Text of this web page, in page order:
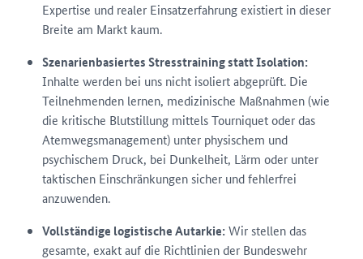
Expertise und realer Einsatzerfahrung existiert in dieser
Breite am Markt kaum.
Szenarienbasiertes Stresstraining statt Isolation:
Inhalte werden bei uns nicht isoliert abgeprüft. Die
Teilnehmenden lernen, medizinische Maßnahmen (wie
die kritische Blutstillung mittels Tourniquet oder das
Atemwegsmanagement) unter physischem und
psychischem Druck, bei Dunkelheit, Lärm oder unter
taktischen Einschränkungen sicher und fehlerfrei
anzuwenden.
Vollständige logistische Autarkie:Wir stellen das
gesamte, exakt auf die Richtlinien der Bundeswehr